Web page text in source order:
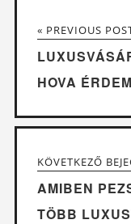
« PREVIOUS
HOVA
KÖVETKEZŐ
AMIBEN
TÖBB